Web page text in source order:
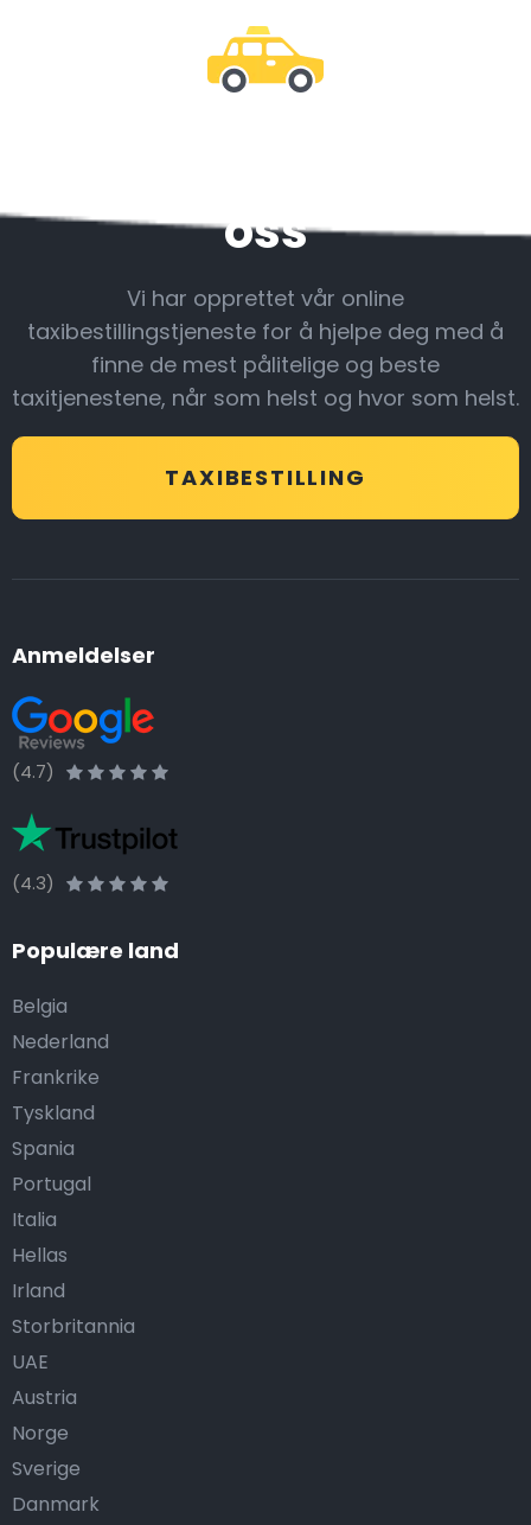
oss
Vi har opprettet vår online
taxibestillingstjeneste for å hjelpe deg med å
finne de mest pålitelige og beste
taxitjenestene, når som helst og hvor som helst.
TAXIBESTILLING
Anmeldelser
(4.7)
(4.3)
Populære land
Belgia
Nederland
Frankrike
Tyskland
Spania
Portugal
Italia
Hellas
Irland
Storbritannia
UAE
Austria
Norge
Sverige
Danmark